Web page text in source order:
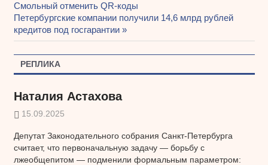
Навигация
по
записям
запись:
Смольный отменить QR-коды
Следующая
запись:
Петербургские компании получили 14,6 млрд рублей
кредитов под госгарантии
РЕПЛИКА
Наталия Астахова
15.09.2025
Депутат Законодательного собрания Санкт-Петербурга
считает, что первоначальную задачу — борьбу с
лжеобщепитом — подменили формальным параметром: